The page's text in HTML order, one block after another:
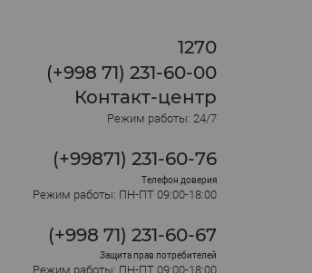
1270
(+998 71) 231-60-00
Контакт-центр
Режим работы: 24/7
(+99871) 231-60-76
Телефон доверия
Режим работы: ПН-ПТ 09:00-18:00
(+998 71) 231-60-67
Защита прав потребителей
Режим работы: ПН-ПТ 09:00-18:00